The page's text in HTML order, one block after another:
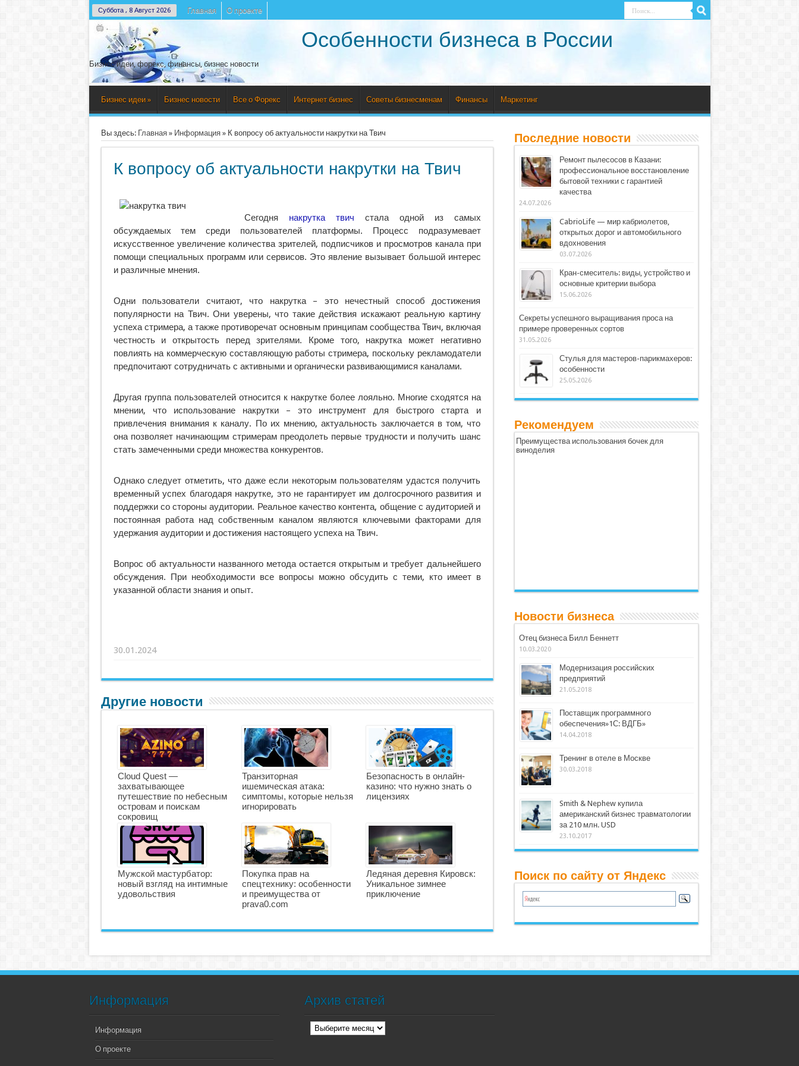
Суббота , 8 Август 2026 Главная О проекте
Особенности бизнеса в России
Бизнес идеи, форекс, финансы, бизнес новости
Бизнес идеи » Бизнес новости Все о Форекс Интернет бизнес Советы бизнесменам Финансы Маркетинг
Вы здесь: Главная» Информация» К вопросу об актуальности накрутки на Твич
К вопросу об актуальности накрутки на Твич
Сегодня накрутка твич стала одной из самых
обсуждаемых тем среди пользователей платформы. Процесс подразумевает
искусственное увеличение количества зрителей, подписчиков и просмотров канала при
помощи специальных программ или сервисов. Это явление вызывает большой интерес
и различные мнения.
Одни пользователи считают, что накрутка – это нечестный способ достижения
популярности на Твич. Они уверены, что такие действия искажают реальную картину
успеха стримера, а также противоречат основным принципам сообщества Твич, включая
честность и открытость перед зрителями. Кроме того, накрутка может негативно
повлиять на коммерческую составляющую работы стримера, поскольку рекламодатели
предпочитают сотрудничать с активными и органически развивающимися каналами.
Другая группа пользователей относится к накрутке более лояльно. Многие сходятся на
мнении, что использование накрутки – это инструмент для быстрого старта и
привлечения внимания к каналу. По их мнению, актуальность заключается в том, что
она позволяет начинающим стримерам преодолеть первые трудности и получить шанс
стать замеченными среди множества конкурентов.
Однако следует отметить, что даже если некоторым пользователям удастся получить
временный успех благодаря накрутке, это не гарантирует им долгосрочного развития и
поддержки со стороны аудитории. Реальное качество контента, общение с аудиторией и
постоянная работа над собственным каналом являются ключевыми факторами для
удержания аудитории и достижения настоящего успеха на Твич.
Вопрос об актуальности названного метода остается открытым и требует дальнейшего
обсуждения. При необходимости все вопросы можно обсудить с теми, кто имеет в
указанной области знания и опыт.
30.01.2024
Другие новости
Cloud Quest —
захватывающее
путешествие по небесным
островам и поискам
сокровищ
Транзиторная
ишемическая атака:
симптомы, которые нельзя
игнорировать
Безопасность в онлайн-
казино: что нужно знать о
лицензиях
Мужской мастурбатор:
новый взгляд на интимные
удовольствия
Покупка прав на
спецтехнику: особенности
и преимущества от
prava0.com
Ледяная деревня Кировск:
Уникальное зимнее
приключение
Последние новости
Ремонт пылесосов в Казани:
профессиональное восстановление
бытовой техники с гарантией
качества
24.07.2026
CabrioLife — мир кабриолетов,
открытых дорог и автомобильного
вдохновения
03.07.2026
Кран-смеситель: виды, устройство и
основные критерии выбора
15.06.2026
Секреты успешного выращивания проса на
примере проверенных сортов
31.05.2026
Стулья для мастеров-парикмахеров:
особенности
25.05.2026
Рекомендуем
Преимущества использования бочек для
виноделия
Новости бизнеса
Отец бизнеса Билл Беннетт
10.03.2020
Модернизация российских
предприятий
21.05.2018
Поставщик программного
обеспечения»1С: ВДГБ»
14.04.2018
Тренинг в отеле в Москве
30.03.2018
Smith & Nephew купила
американский бизнес травматологии
за 210 млн. USD
23.10.2017
Поиск по сайту от Яндекс
Информация
Информация
О проекте
Архив статей
Архив
статей